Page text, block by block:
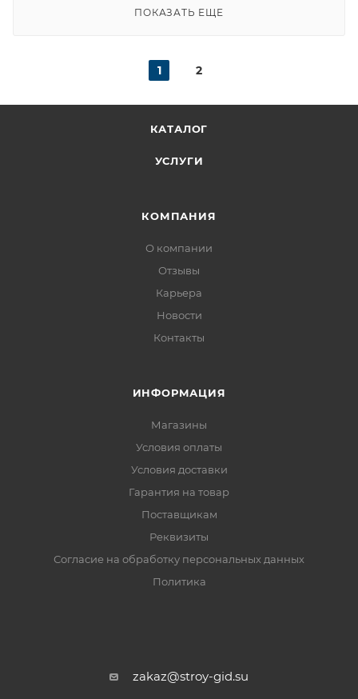
ПОКАЗАТЬ ЕЩЕ
1 2
КАТАЛОГ
УСЛУГИ
КОМПАНИЯ
О компании
Отзывы
Карьера
Новости
Контакты
ИНФОРМАЦИЯ
Магазины
Условия оплаты
Условия доставки
Гарантия на товар
Поставщикам
Реквизиты
Согласие на обработку персональных данных
Политика
zakaz@stroy-gid.su